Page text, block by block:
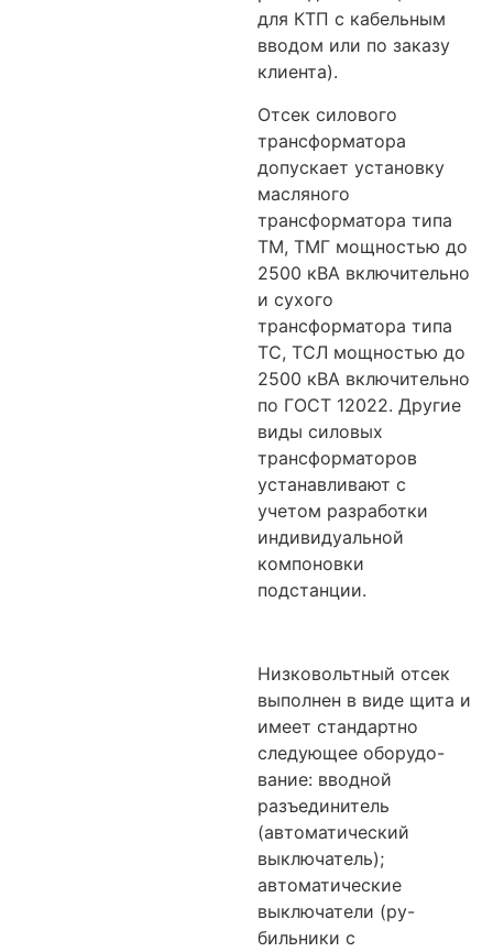
для КТП с кабельным
вводом или по заказу
клиента).
Отсек силового
трансформатора
допускает установку
масляного
трансформатора типа
ТМ, ТМГ мощностью до
2500 кВА включительно
и сухого
трансформатора типа
ТС, ТСЛ мощностью до
2500 кВА включительно
по ГОСТ 12022. Другие
виды силовых
трансформаторов
устанавливают с
учетом разработки
индивидуальной
компоновки
подстанции.
Низковольтный отсек
выполнен в виде щита и
имеет стандартно
следующее оборудо-
вание: вводной
разъединитель
(автоматический
выключатель);
автоматические
выключатели (ру-
бильники с